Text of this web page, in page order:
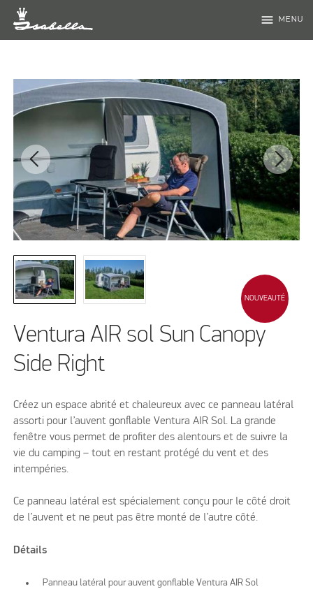
menu MENU
NOUVEAUTÉ
Ventura AIR sol Sun Canopy
Side Right
Créez un espace abrité et chaleureux avec ce panneau latéral
assorti pour l’auvent gonflable Ventura AIR Sol. La grande
fenêtre vous permet de profiter des alentours et de suivre la
vie du camping – tout en restant protégé du vent et des
intempéries.
Ce panneau latéral est spécialement conçu pour le côté droit
de l’auvent et ne peut pas être monté de l’autre côté.
Détails
Panneau latéral pour auvent gonflable Ventura AIR Sol